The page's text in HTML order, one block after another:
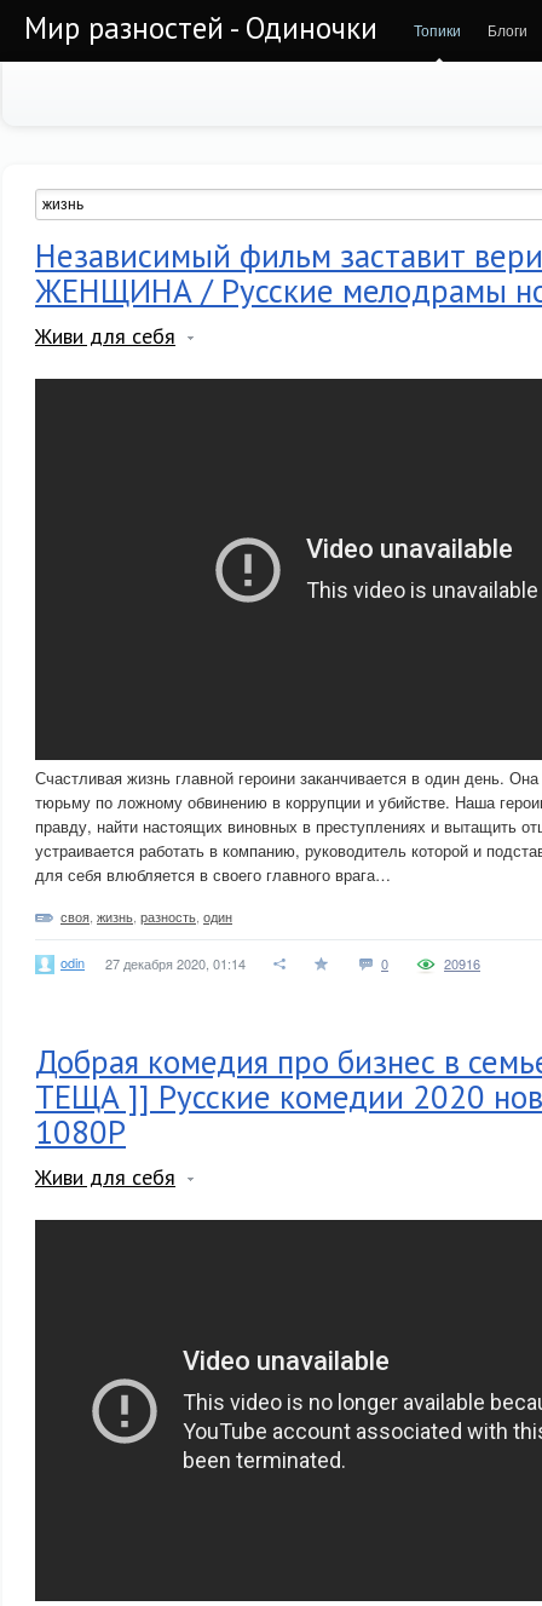
Мир разностей - Одиночки Топики Блоги
Независимый фильм заставит
ЖЕНЩИНА / Русские мелодрамы
Живи для себя
Счастливая жизнь главной героини заканчивается в один день.
тюрьму по ложному обвинению в коррупции и убийстве. Наша
правду, найти настоящих виновных в преступлениях и вытащить
устраивается работать в компанию, руководитель которой и
для себя влюбляется в своего главного врага…
своя жизнь разность один
odin 27 декабря 2020, 01:14 0 20916
Добрая комедия про бизнес в
ТЕЩА ]] Русские комедии 2020
1080P
Живи для себя